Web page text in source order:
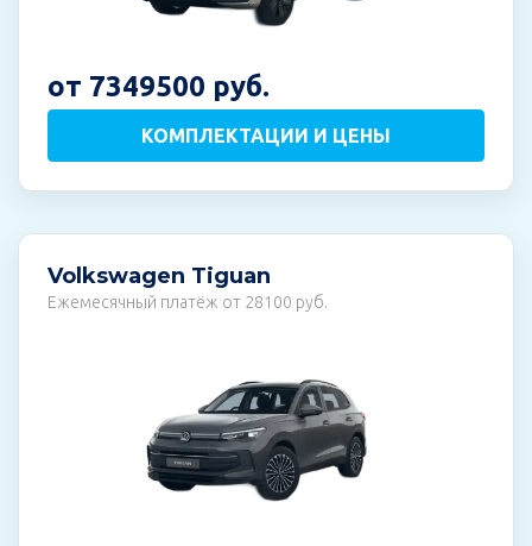
от 7349500 руб.
КОМПЛЕКТАЦИИ И ЦЕНЫ
Volkswagen Tiguan
Ежемесячный платёж от 28100 руб.